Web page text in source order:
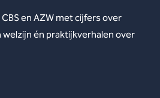
en AZW met cijfers over
én praktijkverhalen over